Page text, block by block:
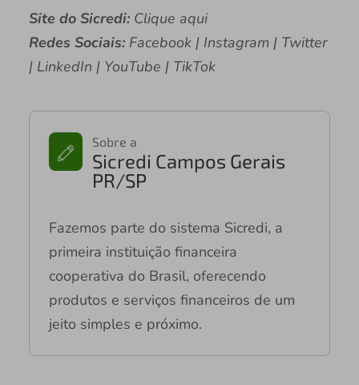
Site do Sicredi:Clique aqui
Redes Sociais:Facebook | Instagram | Twitter
| LinkedIn | YouTube | TikTok
Sobre a
Sicredi Campos Gerais
PR/SP
Fazemos parte do sistema Sicredi, a
primeira instituição financeira
cooperativa do Brasil, oferecendo
produtos e serviços financeiros de um
jeito simples e próximo.